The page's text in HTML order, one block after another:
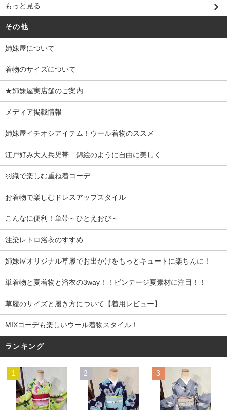
もっと見る
その他
姉妹屋について
着物のサイズについて
★姉妹屋実店舗のご案内
メディア掲載情報
姉妹屋イチオシアイテム！ウール着物のススメ
江戸好み大人兵児帯 錦絵のように自由に美しく
羽織で楽しむ重ね着コーデ
お着物で楽しむドレスアップスタイル
こんなに便利！単帯～ひとえおび～
注染レトロ浴衣のすすめ
姉妹屋オリジナル草履でお出かけをもっとキュートに楽ちんに！
単着物と夏着物と浴衣の3way！！ビンテージ夏素材に注目！！
草履のサイズと履き方について【着用レビュー】
MIXコーデも楽しいウール着物スタイル！
ランキング
1 2 3